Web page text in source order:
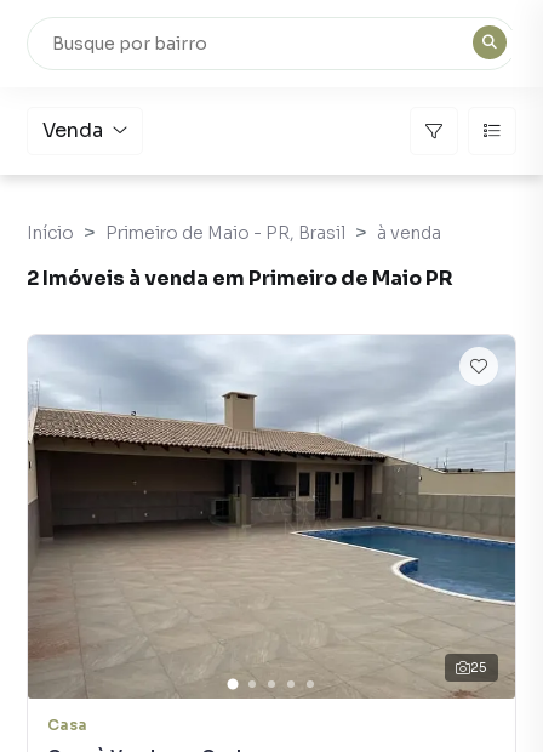
Venda
Início Primeiro de Maio - PR, Brasil à venda
2 Imóveis à venda em Primeiro de Maio PR
25
Casa